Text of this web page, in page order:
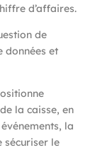
d’affaires.
de
données et
la caisse, en
la
sécuriser le